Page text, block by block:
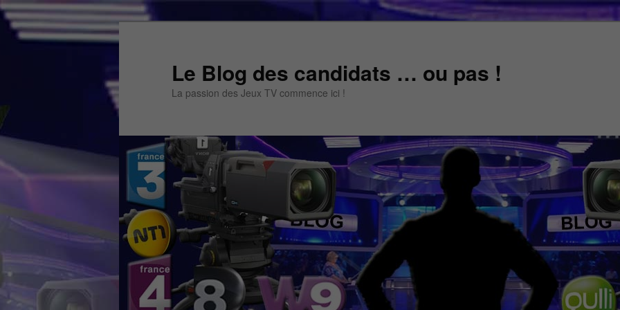
Aller
Le Blog des candidats … ou pas !
La passion des Jeux TV commence ici !